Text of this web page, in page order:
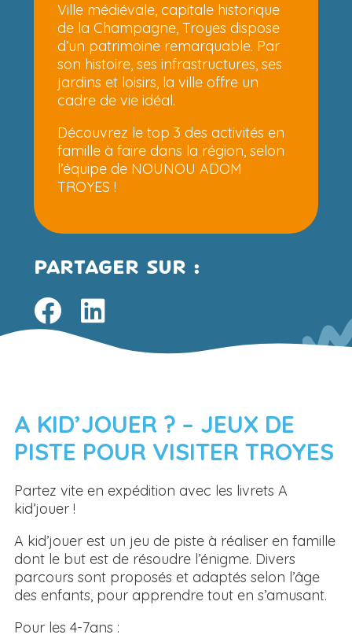
Ville médiévale, capitale historique
de la Champagne, Troyes dispose
d’un patrimoine remarquable. Par
son histoire, ses infrastructures, ses
jardins et loisirs, la ville offre un
cadre de vie idéal.
Découvrez le top 3 des activités en
famille à faire dans la région, selon
l’équipe de NOUNOU ADOM
TROYES !
PARTAGER SUR :
A KID’JOUER ? – JEUX DE
PISTE POUR VISITER TROYES
Partez vite en expédition avec les livrets A
kid’jouer !
A kid’jouer est un jeu de piste à réaliser en famille
dont le but est de résoudre l’énigme. Divers
parcours sont proposés et adaptés selon l’âge
des enfants, pour apprendre tout en s’amusant.
Pour les 4-7ans :